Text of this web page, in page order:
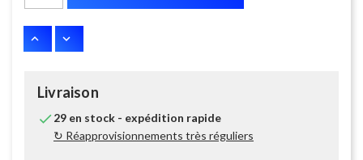
Livraison
29 en stock - expédition rapide
↻ Réapprovisionnements très réguliers